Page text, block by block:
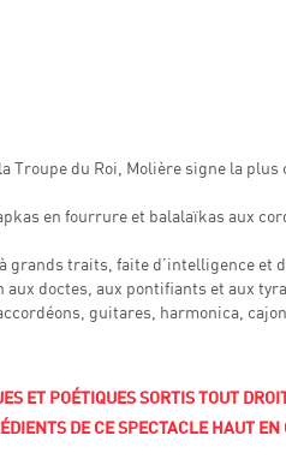
Troupe du Roi, Molière signe la plus
en fourrure et balalaïkas aux
traits, faite d’intelligence et
doctes, aux pontifiants et aux
guitares, harmonica,
ET POÉTIQUES SORTIS TOUT
DE CE SPECTACLE HAUT